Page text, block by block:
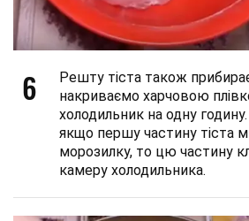
6
Решту тіста також
накриваємо харчовою
холодильник на одну
якщо першу частину тіста
морозилку, то цю частину
камеру холодильника.